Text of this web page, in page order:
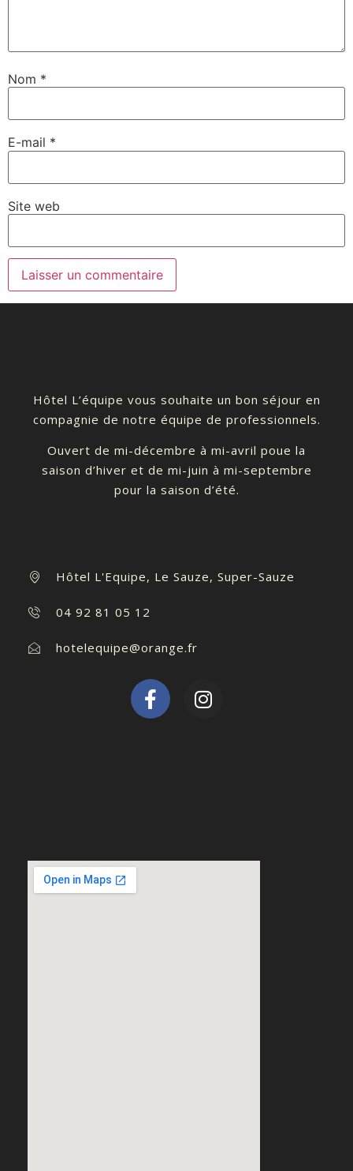
Nom *
E-mail *
Site web
Hôtel L’équipe vous souhaite un bon séjour en
compagnie de notre équipe de professionnels.
Ouvert de mi-décembre à mi-avril poue la
saison d’hiver et de mi-juin à mi-septembre
pour la saison d’été.
Hôtel L'Equipe, Le Sauze, Super-Sauze
04 92 81 05 12
hotelequipe@orange.fr